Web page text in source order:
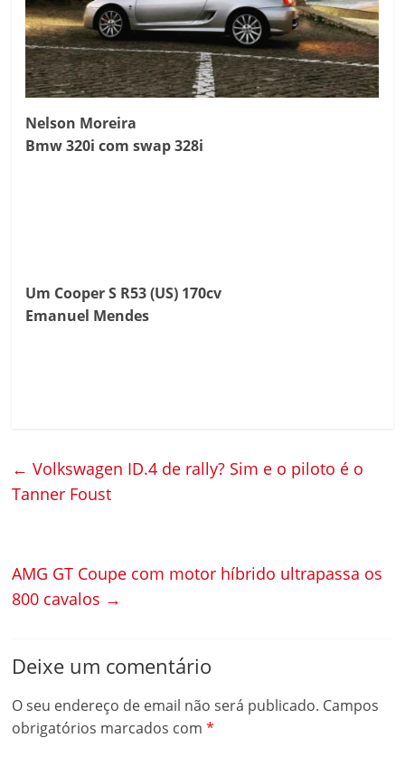
Nelson Moreira
Bmw 320i com swap 328i
Um Cooper S R53 (US) 170cv
Emanuel Mendes
← Volkswagen ID.4 de rally? Sim e o piloto é o
Tanner Foust
AMG GT Coupe com motor híbrido ultrapassa os
800 cavalos →
Deixe um comentário
O seu endereço de email não será publicado. Campos
obrigatórios marcados com*